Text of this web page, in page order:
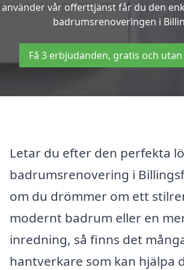
använder vår offerttjänst får du den
badrumsrenoveringen i
Få 3 erbjudanden, gratis och
Letar du efter den perfekta
badrumsrenovering i
om du drömmer om ett
modernt badrum eller en
inredning, så finns det
hantverkare som kan hjälpa